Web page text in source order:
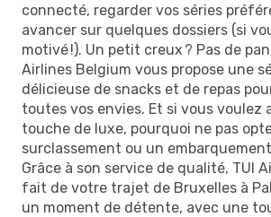
connecté, regarder vos séries
avancer sur quelques dossiers (si
motivé !). Un petit creux ? Pas de
Airlines Belgium vous propose une
délicieuse de snacks et de repas
toutes vos envies. Et si vous voulez
touche de luxe, pourquoi ne pas
surclassement ou un
Grâce à son service de qualité, TUI
fait de votre trajet de Bruxelles à
un moment de détente, avec une